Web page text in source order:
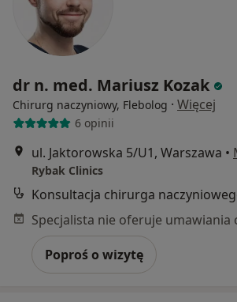
dr n. med. Mariusz Kozak
Chirurg naczyniowy, Flebolog · Więcej
6 opinii
ul. Jaktorowska 5/U1, Warszawa •
Rybak Clinics
Konsultacja chirurga
Poproś o wizytę